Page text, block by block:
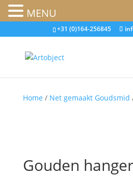
+31 (0)164-256845
Home / Net gemaakt Goudsmid
Gouden hanger
MENU